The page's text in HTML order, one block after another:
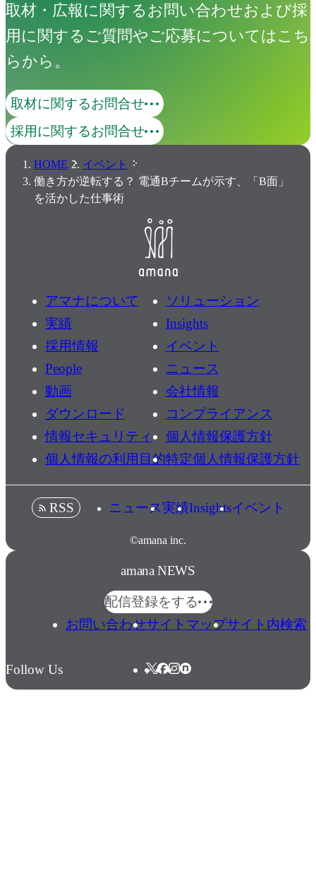
取材・広報に関するお問い合わせおよび採
用に関するご質問やご応募についてはこち
らから。
取材に関するお問合せ
採用に関するお問合せ
HOME
イベント
働き方が逆転する？ 電通Bチームが示す、「B面」
を活かした仕事術
アマナについて
ソリューション
実績
Insights
採用情報
イベント
People
ニュース
動画
会社情報
ダウンロード
コンプライアンス
情報セキュリティ
個人情報保護方針
個人情報の利用目的特定個人情報保護方針
©amana inc.
RSS ニュース実績Insightsイベント
amana NEWS
配信登録をする
お問い合わせサイトマップサイト内検索
Follow Us